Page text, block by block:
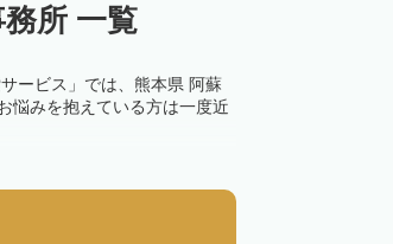
所 一覧
ービス」では、熊本県 阿蘇
悩みを抱えている方は一度近